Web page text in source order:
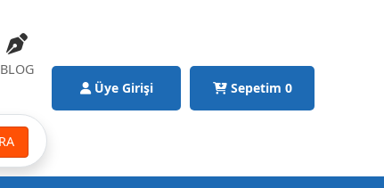
BLOG
Üye Girişi Sepetim 0